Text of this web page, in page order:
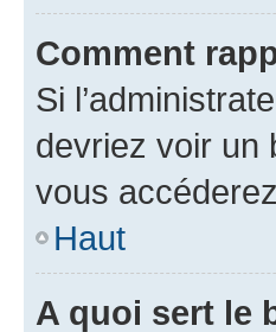
Comment
Si
devriez voir un
vous
Haut
A quoi sert le